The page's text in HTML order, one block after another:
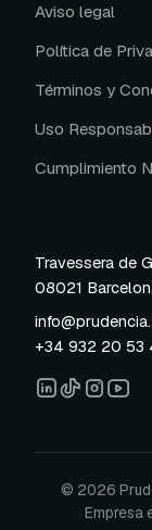
Aviso legal
Política de
Términos y
Uso
Cumplimiento
Travessera de
08021
+34 932 20 53
© 2026
Empresa